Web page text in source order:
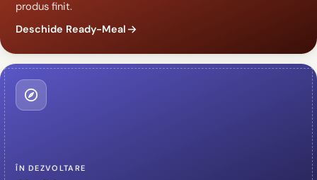
produs finit.
Deschide Ready-Meal
ÎN DEZVOLTARE